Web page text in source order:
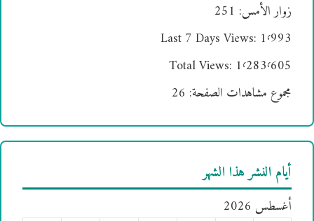
زوار الأمس: 251
Last 7 Days Views: 1٬993
Total Views: 1٬283٬605
مجموع مشاهدات الصفحة: 26
أيام النشر هذا الشهر
أغسطس 2026